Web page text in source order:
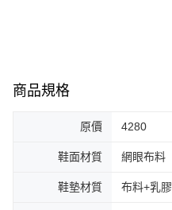
商品規格
原價 4280
鞋面材質 網眼布料
鞋墊材質 布料+乳膠